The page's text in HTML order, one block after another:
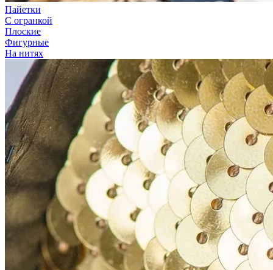
Пайетки
С огранкой
Плоские
Фигурные
На нитях